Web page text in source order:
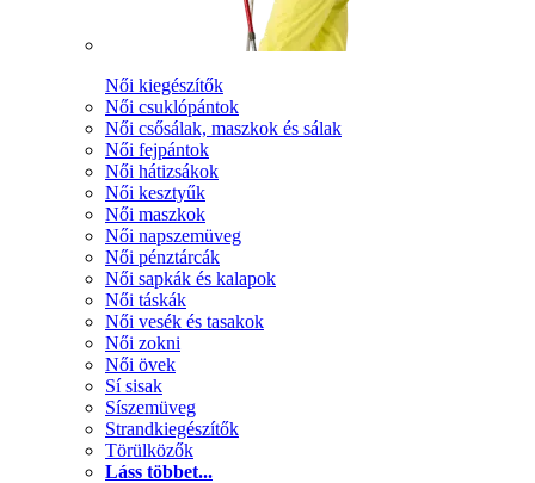
Női kiegészítők
Női csuklópántok
Női csősálak, maszkok és sálak
Női fejpántok
Női hátizsákok
Női kesztyűk
Női maszkok
Női napszemüveg
Női pénztárcák
Női sapkák és kalapok
Női táskák
Női vesék és tasakok
Női zokni
Női övek
Sí sisak
Síszemüveg
Strandkiegészítők
Törülközők
Láss többet...